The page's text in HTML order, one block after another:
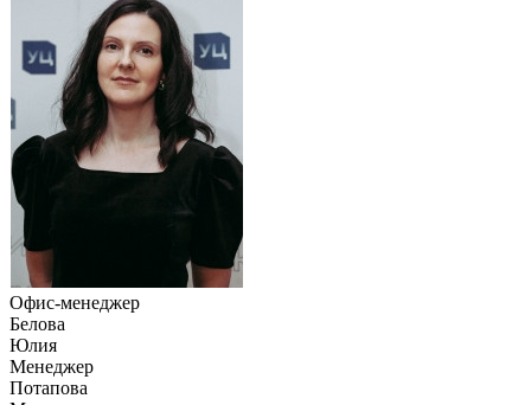
Офис-менеджер
Белова
Юлия
Менеджер
Потапова